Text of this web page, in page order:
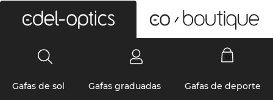
Gafas de sol Gafas graduadas Gafas de deporte